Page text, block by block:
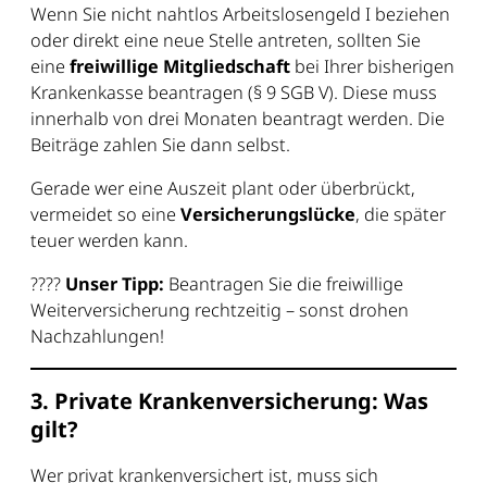
Wenn Sie nicht nahtlos Arbeitslosengeld I beziehen
oder direkt eine neue Stelle antreten, sollten Sie
eine freiwillige Mitgliedschaft bei Ihrer bisherigen
Krankenkasse beantragen (§ 9 SGB V). Diese muss
innerhalb von drei Monaten beantragt werden. Die
Beiträge zahlen Sie dann selbst.
Gerade wer eine Auszeit plant oder überbrückt,
vermeidet so eine Versicherungslücke, die später
teuer werden kann.
???? Unser Tipp: Beantragen Sie die freiwillige
Weiterversicherung rechtzeitig – sonst drohen
Nachzahlungen!
3. Private Krankenversicherung: Was
gilt?
Wer privat krankenversichert ist, muss sich